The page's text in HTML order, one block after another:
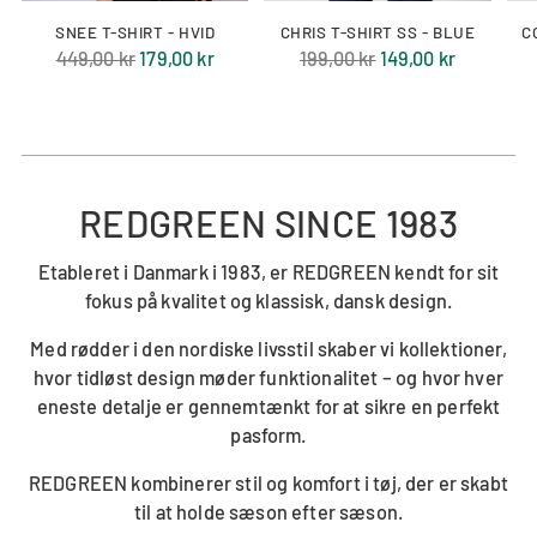
SNEE T-SHIRT - HVID
Normal
449,00 kr179,00 kr
CHRIS T-SHIRT SS - BLUE
Normal
199,00 kr149,00 kr
REDGREEN SINCE 1983
Etableret i Danmark i 1983, er REDGREEN kendt for sit
fokus på kvalitet og klassisk, dansk design.
Med rødder i den nordiske livsstil skaber vi kollektioner,
hvor tidløst design møder funktionalitet – og hvor hver
eneste detalje er gennemtænkt for at sikre en perfekt
pasform.
REDGREEN kombinerer stil og komfort i tøj, der er skabt
til at holde sæson efter sæson.